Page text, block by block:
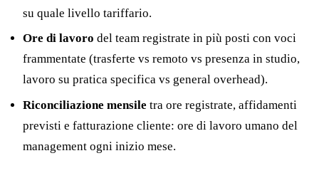
su quale livello tariffario.
Ore di lavoro del team registrate in più posti con voci
frammentate (trasferte vs remoto vs presenza in studio,
lavoro su pratica specifica vs general overhead).
Riconciliazione mensile tra ore registrate, affidamenti
previsti e fatturazione cliente: ore di lavoro umano del
management ogni inizio mese.